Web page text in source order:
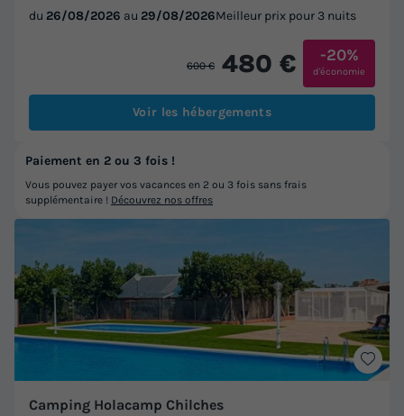
du 26/08/2026 au 29/08/2026Meilleur prix pour 3 nuits
600 € 480 € -20%
d'économie
Voir les hébergements
Camping Holacamp Chilches
Paiement en 2 ou 3 fois !
Vous pouvez payer vos vacances en 2 ou 3 fois sans frais
supplémentaire ! Découvrez nos offres